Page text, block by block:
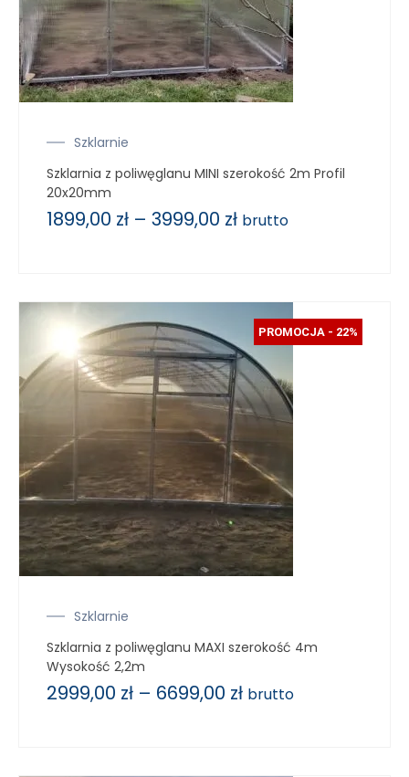
Szklarnie
Szklarnia z poliwęglanu MINI szerokość 2m Profil
20x20mm
1899,00 zł – 3999,00 zł brutto
PROMOCJA - 22%
Szklarnie
Szklarnia z poliwęglanu MAXI szerokość 4m
Wysokość 2,2m
2999,00 zł – 6699,00 zł brutto